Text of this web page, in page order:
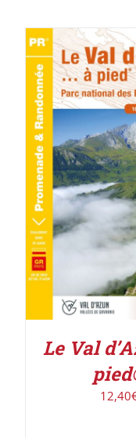
ACHETER LE
Le Val
12,40